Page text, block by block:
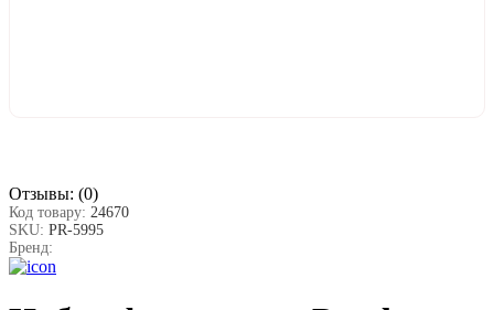
Отзывы: (0)
Код товару: 24670
SKU: PR-5995
Бренд: